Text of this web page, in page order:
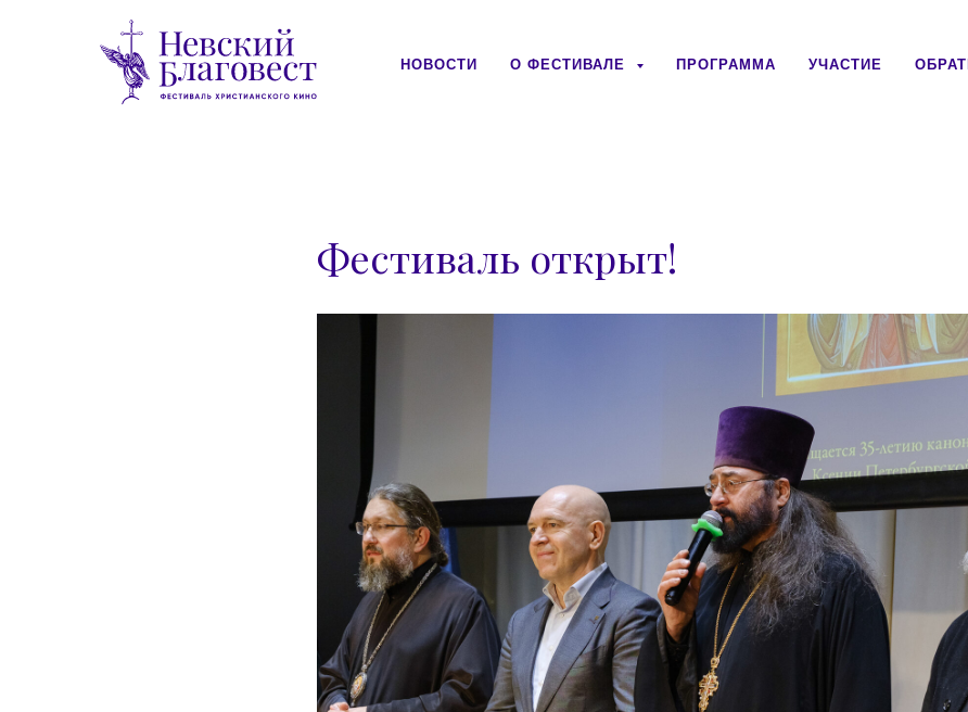
НОВОСТИ О ФЕСТИВАЛЕ ПРОГРАММА УЧАСТИЕ
Фестиваль открыт!